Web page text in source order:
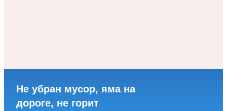
Не убран мусор, яма на
дороге, не горит